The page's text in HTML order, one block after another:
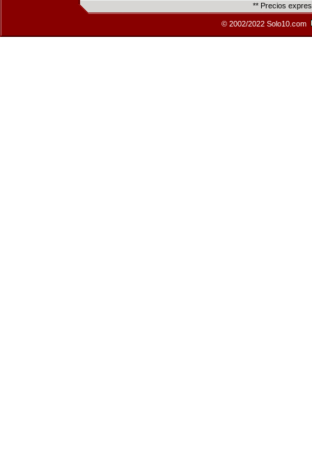
** Precios
© 2002/2022 Solo10.com